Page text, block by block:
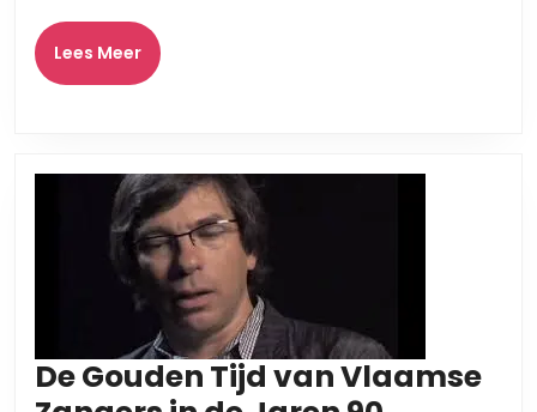
Lees MeerLees
Meer
De Gouden Tijd van Vlaamse